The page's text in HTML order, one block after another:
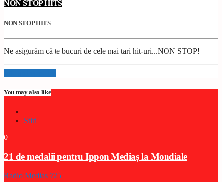
NON STOP HITS
NON STOP HITS
Ne asigurăm că te bucuri de cele mai tari hit-uri...NON STOP!
Info and episodes
You may also like
Stiri
0
21 de medalii pentru Ippon Mediaș la Mondiale
Radio Medias 725